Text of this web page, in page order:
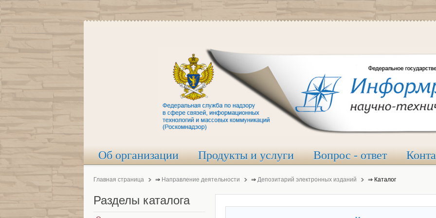
Об организации Продукты и услуги Вопрос - ответ
Главная страница ⇒ Направление деятельности ⇒ Депозитарий электронных изданий ⇒ Каталог
Разделы каталога